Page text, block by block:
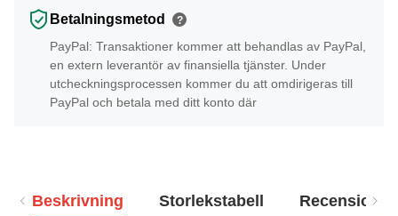
Betalningsmetod ?
PayPal: Transaktioner kommer att behandlas av PayPal,
en extern leverantör av finansiella tjänster. Under
utcheckningsprocessen kommer du att omdirigeras till
PayPal och betala med ditt konto där
Beskrivning Storlekstabell Recensioner